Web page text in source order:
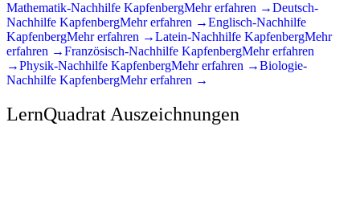
Mathematik-Nachhilfe KapfenbergMehr erfahren →Deutsch-
Nachhilfe KapfenbergMehr erfahren →Englisch-Nachhilfe
KapfenbergMehr erfahren →Latein-Nachhilfe KapfenbergMehr
erfahren →Französisch-Nachhilfe KapfenbergMehr erfahren
→Physik-Nachhilfe KapfenbergMehr erfahren →Biologie-
Nachhilfe KapfenbergMehr erfahren →
LernQuadrat Auszeichnungen